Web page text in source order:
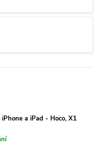
a iPad - Hoco, X1